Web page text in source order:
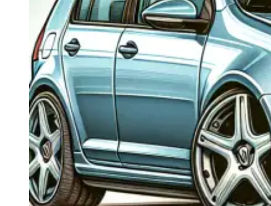
Navigatie Audi Q5
Ford
Navigație Ford Fiesta
Navigație Ford Focus 1
Navigație Ford Focus 2
Navigație Ford Focus MK3
Navigație Ford Mondeo MK3
Navigație Ford Mondeo MK4
Navigație Ford Transit
Mercedes
Navigație Mercedes C Class W203
Navigație Mercedes C Class W204
Navigație Mercedes W203
Navigație Mercedes W204
Navigație Mercedes W211
Navigație Mercedes Sprinter
Passat
Navigație Passat B5
Navigație Passat B5 5